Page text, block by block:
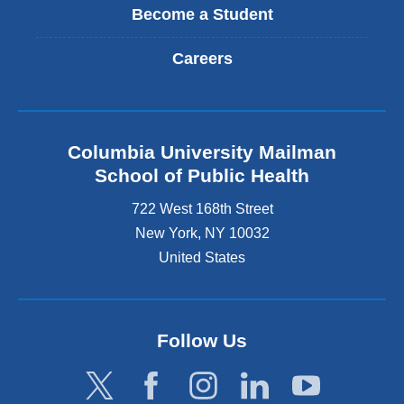
Become a Student
Careers
Columbia University Mailman
School of Public Health
722 West 168th Street
New York, NY 10032
United States
Follow Us